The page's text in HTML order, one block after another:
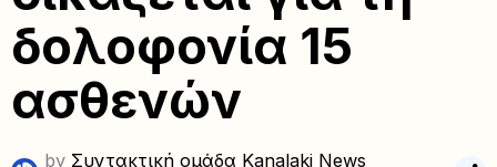
δολοφονία 15
ασθενών
by Συντακτική ομάδα Kanalaki News